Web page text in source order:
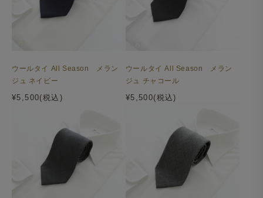
ウールタイ All Season メラン
ジュ ネイビー
¥5,500(税込)
ウールタイ All Season メラン
ジュ チャコール
¥5,500(税込)